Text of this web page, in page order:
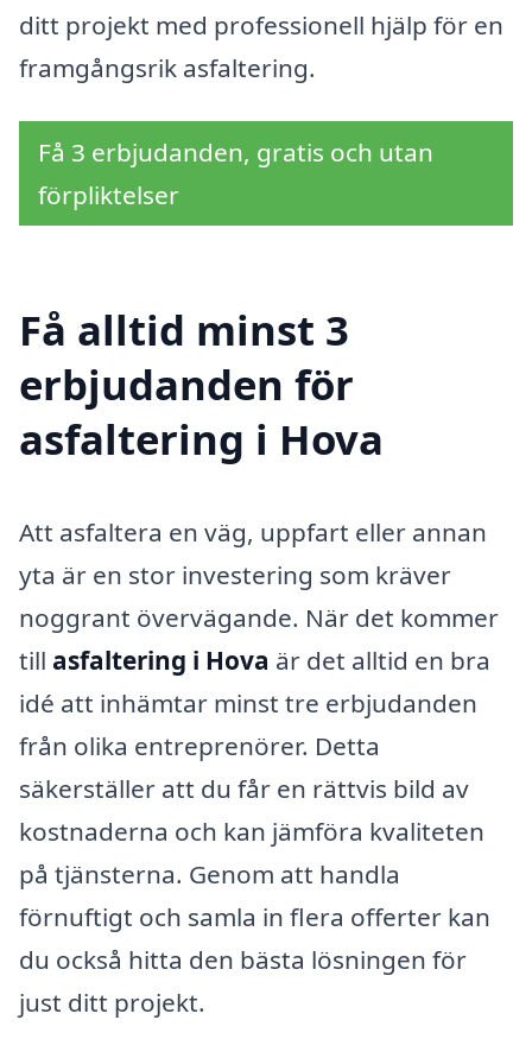
ditt projekt med professionell hjälp för en
framgångsrik asfaltering.
Få 3 erbjudanden, gratis och utan
förpliktelser
Få alltid minst 3
erbjudanden för
asfaltering i Hova
Att asfaltera en väg, uppfart eller annan
yta är en stor investering som kräver
noggrant övervägande. När det kommer
till asfaltering i Hova är det alltid en bra
idé att inhämtar minst tre erbjudanden
från olika entreprenörer. Detta
säkerställer att du får en rättvis bild av
kostnaderna och kan jämföra kvaliteten
på tjänsterna. Genom att handla
förnuftigt och samla in flera offerter kan
du också hitta den bästa lösningen för
just ditt projekt.